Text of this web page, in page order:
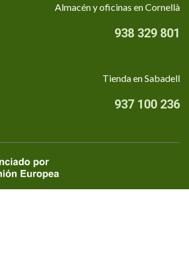
Almacén y oficinas en Cornellà
938 329 801
Tienda en Sabadell
937 100 236